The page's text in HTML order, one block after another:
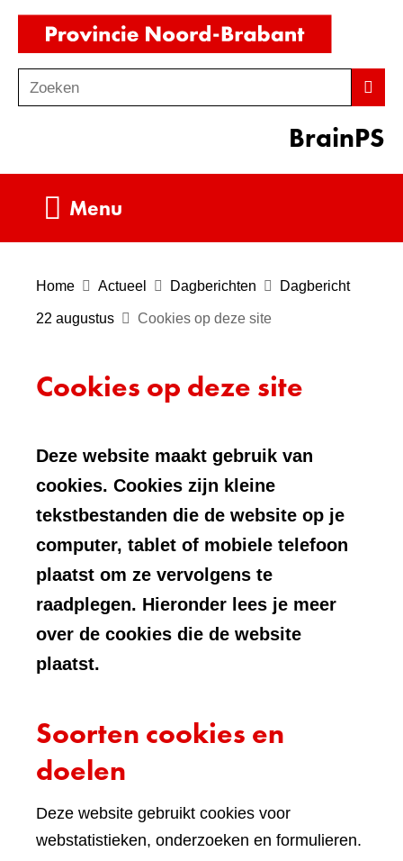
Ga
de
inhoud
o
Zoeken
BrainPS
Menu
Home Actueel Dagberichten Dagbericht
22 augustus Cookies op deze site
Cookies op deze site
Deze website maakt gebruik van
cookies. Cookies zijn kleine
tekstbestanden die de website op je
computer, tablet of mobiele telefoon
plaatst om ze vervolgens te
raadplegen. Hieronder lees je meer
over de cookies die de website
plaatst.
Soorten cookies en
doelen
Deze website gebruikt cookies voor
webstatistieken, onderzoeken en formulieren.